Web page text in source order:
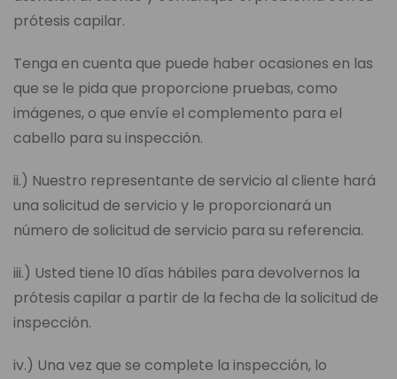
prótesis capilar.
Tenga en cuenta que puede haber ocasiones en las
que se le pida que proporcione pruebas, como
imágenes, o que envíe el complemento para el
cabello para su inspección.
ii.) Nuestro representante de servicio al cliente hará
una solicitud de servicio y le proporcionará un
número de solicitud de servicio para su referencia.
iii.) Usted tiene 10 días hábiles para devolvernos la
prótesis capilar a partir de la fecha de la solicitud de
inspección.
iv.) Una vez que se complete la inspección, lo